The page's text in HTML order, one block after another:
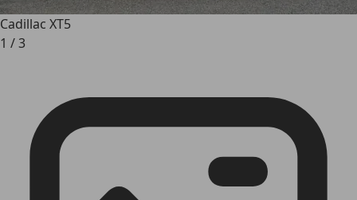
Cadillac XT5
1 /3